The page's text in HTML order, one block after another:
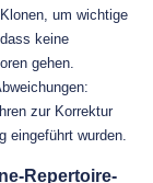
um wichtige
keine
gehen.
zur Korrektur
eingeführt wurden.
Repertoire-